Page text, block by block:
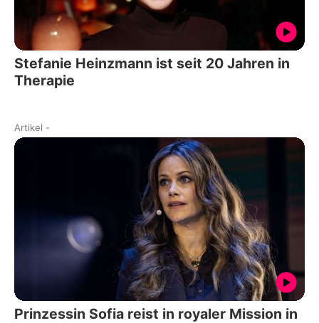
Stefanie Heinzmann ist seit 20 Jahren in
Therapie
Artikel -
Prinzessin Sofia reist in royaler Mission in